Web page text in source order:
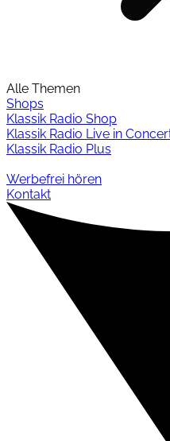
Alle Themen
Shops
Klassik Radio Shop
Klassik Radio Live in
Klassik Radio Plus
Werbefrei hören
Kontakt